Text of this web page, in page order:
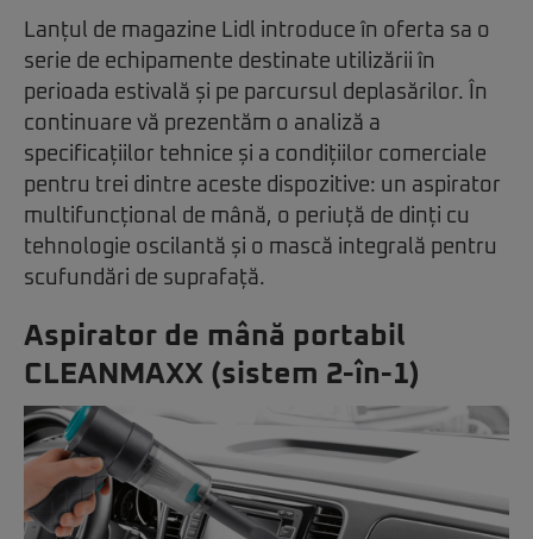
Lanțul de magazine Lidl introduce în oferta sa o
serie de echipamente destinate utilizării în
perioada estivală și pe parcursul deplasărilor. În
continuare vă prezentăm o analiză a
specificațiilor tehnice și a condițiilor comerciale
pentru trei dintre aceste dispozitive: un aspirator
multifuncțional de mână, o periuță de dinți cu
tehnologie oscilantă și o mască integrală pentru
scufundări de suprafață.
Aspirator de mână portabil
CLEANMAXX (sistem 2-în-1)